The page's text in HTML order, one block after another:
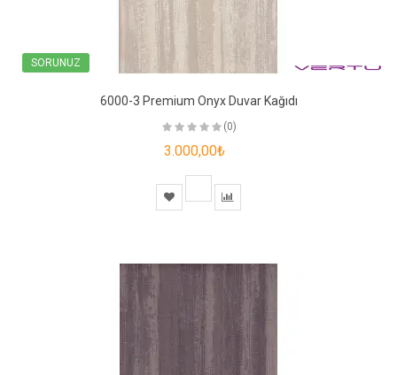
SORUNUZ
6000-3 Premium Onyx Duvar Kağıdı
(0)
3.000,00₺